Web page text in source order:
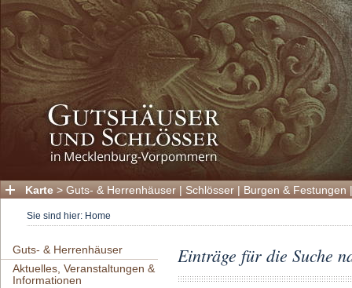
Karte > Guts- & Herrenhäuser | Schlösser | Burgen & Festungen
Sie sind hier: Home
Guts- & Herrenhäuser
Aktuelles, Veranstaltungen &
Informationen
Einträge für die Suche